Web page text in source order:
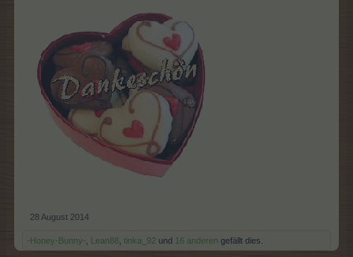
28 August 2014
-Honey-Bunny- Lean88 tinka_92 und 16 anderen gefällt dies.